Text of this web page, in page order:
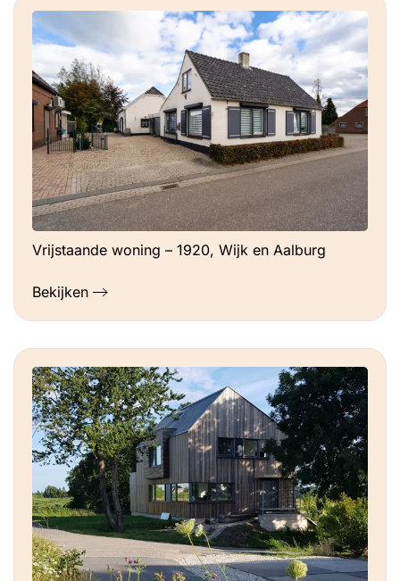
Vrijstaande woning – 1920, Wijk en Aalburg
Bekijken